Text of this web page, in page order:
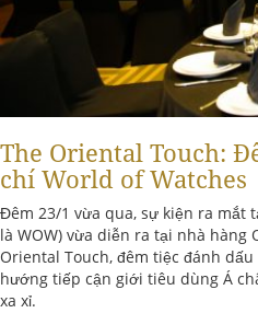
The Oriental Touch:
chí World of Watches
Đêm 23/1 vừa qua, sự kiện ra mắt
là WOW) vừa diễn ra tại nhà hàng
Oriental Touch, đêm tiệc đánh
hướng tiếp cận giới tiêu dùng Á
xa xỉ.